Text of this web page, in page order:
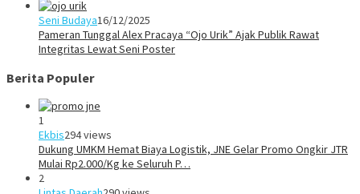
Seni Budaya16/12/2025
Pameran Tunggal Alex Pracaya “Ojo Urik” Ajak Publik Rawat
Integritas Lewat Seni Poster
Berita Populer
1
Ekbis294 views
Dukung UMKM Hemat Biaya Logistik, JNE Gelar Promo Ongkir JTR
Mulai Rp2.000/Kg ke Seluruh P…
2